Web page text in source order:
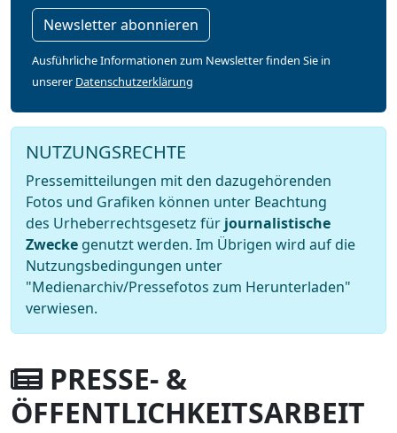
Newsletter abonnieren
Ausführliche Informationen zum Newsletter finden Sie in
unserer Datenschutzerklärung
NUTZUNGSRECHTE
Pressemitteilungen mit den dazugehörenden
Fotos und Grafiken können unter Beachtung
des Urheberrechtsgesetz für journalistische
Zwecke genutzt werden. Im Übrigen wird auf die
Nutzungsbedingungen unter
"Medienarchiv/Pressefotos zum Herunterladen"
verwiesen.
PRESSE- &
ÖFFENTLICHKEITSARBEIT